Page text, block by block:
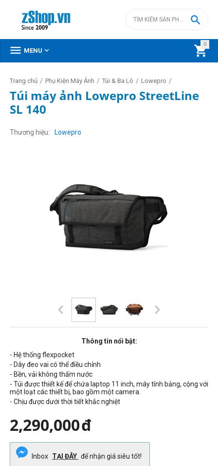
0


 MENU 
Trang chủ / Phụ Kiện Máy Ảnh / Túi & Ba Lô / Lowepro /
Túi máy ảnh Lowepro StreetLine
SL 140
Thương hiệu Lowepro
Thông tin nổi bật:
- Hệ thống flexpocket
- Dây đeo vai có thể điều chỉnh
- Bền, vải không thấm nước
- Túi được thiết kế để chứa laptop 11 inch, máy tính bảng, cộng với
một loạt các thiết bị, bao gồm một camera.
- Chịu được dưới thời tiết khắc nghiệt
2,290,000đ
Inbox TẠI ĐÂY để nhận giá siêu tốt!